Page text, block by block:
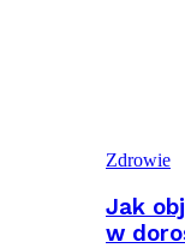
Zdrowie
Jak
w